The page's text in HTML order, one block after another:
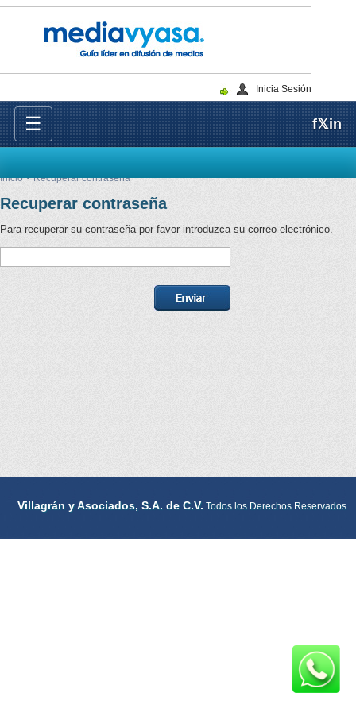
Inicia Sesión
☰ f𝕏in
Inicio Recuperar contraseña
Recuperar contraseña
Para recuperar su contraseña por favor introduzca su correo electrónico.
Villagrán y Asociados, S.A. de C.V. Todos los Derechos Reservados